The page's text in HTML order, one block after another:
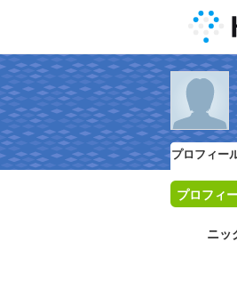
プロフィー
プロフィ
ニッ